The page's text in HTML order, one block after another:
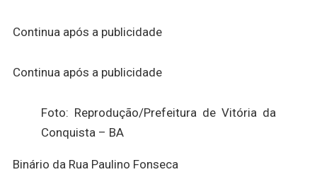
Continua após a publicidade
Continua após a publicidade
Foto: Reprodução/Prefeitura de Vitória da
Conquista – BA
Binário da Rua Paulino Fonseca